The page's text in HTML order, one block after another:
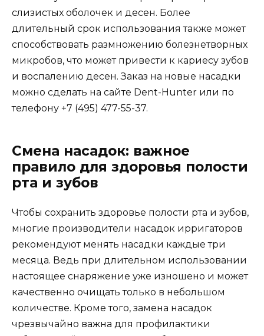
слизистых оболочек и десен. Более
длительный срок использования также может
способствовать размножению болезнетворных
микробов, что может привести к кариесу зубов
и воспалению десен. Заказ на новые насадки
можно сделать на сайте Dent-Hunter или по
телефону +7 (495) 477-55-37.
Смена насадок: важное
правило для здоровья полости
рта и зубов
Чтобы сохранить здоровье полости рта и зубов,
многие производители насадок ирригаторов
рекомендуют менять насадки каждые три
месяца. Ведь при длительном использовании
настоящее снаряжение уже изношено и может
качественно очищать только в небольшом
количестве. Кроме того, замена насадок
чрезвычайно важна для профилактики